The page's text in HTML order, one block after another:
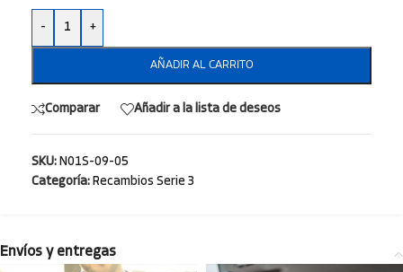
- +
AÑADIR AL CARRITO
Comparar Añadir a la lista de deseos
SKU: N01S-09-05
Categoría: Recambios Serie 3
Envíos y entregas